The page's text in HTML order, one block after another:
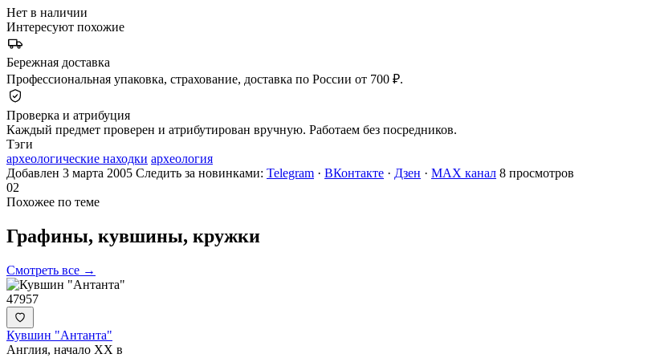
Нет в наличии
Интересуют похожие
Бережная доставка
Профессиональная упаковка, страхование, доставка по России от 700 ₽.
Проверка и атрибуция
Каждый предмет проверен и атрибутирован вручную. Работаем без посредников.
Тэги
археологические находки археология
Добавлен 3 марта 2005 Следить за новинками: Telegram · ВКонтакте · Дзен · MAX канал 8 просмотров
02
Похожее по теме
Графины, кувшины, кружки
Смотреть все →
47957
Кувшин "Антанта"
Англия, начало ХХ в